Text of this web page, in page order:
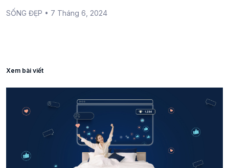
SỐNG ĐẸP • 7 Tháng 6, 2024
Xem bài viết